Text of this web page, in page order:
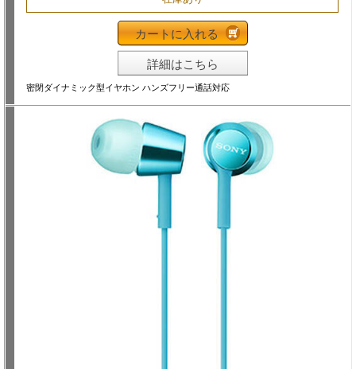
カートに入れる
詳細はこちら
密閉ダイナミック型イヤホン ハンズフリー通話対応